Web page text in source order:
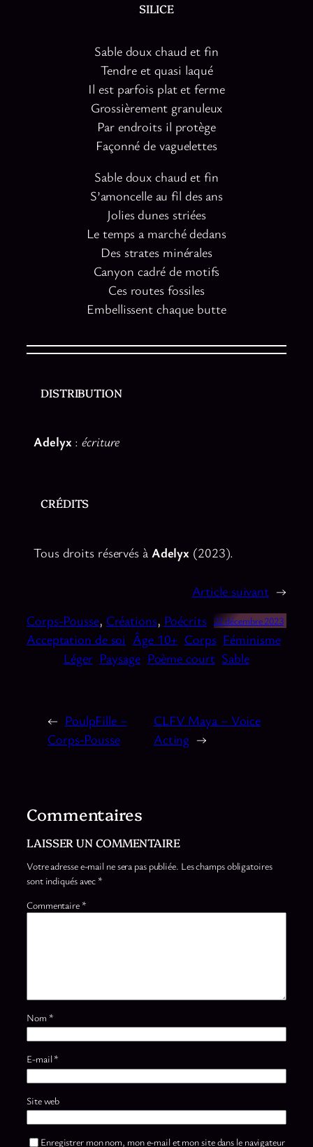
SILICE
Sable doux chaud et fin
Tendre et quasi laqué
Il est parfois plat et ferme
Grossièrement granuleux
Par endroits il protège
Façonné de vaguelettes
Sable doux chaud et fin
S’amoncelle au fil des ans
Jolies dunes striées
Le temps a marché dedans
Des strates minérales
Canyon cadré de motifs
Ces routes fossiles
Embellissent chaque butte
DISTRIBUTION
Adelyx :écriture
CRÉDITS
Tous droits réservés à Adelyx (2023).
Article suivant →
Corps-Pousse, Créations, Poécrits 22 décembre 2023
Acceptation de soi Âge 10+ Corps Féminisme
Léger Paysage Poème court Sable
← PoulpFille –
Corps-Pousse
CLFV Maya – Voice
Acting →
Commentaires
LAISSER UN COMMENTAIRE
Votre adresse e-mail ne sera pas publiée. Les champs obligatoires
sont indiqués avec *
Commentaire *
Nom *
E-mail*
Site web
Enregistrer mon nom, mon e-mail et mon site dans le navigateur